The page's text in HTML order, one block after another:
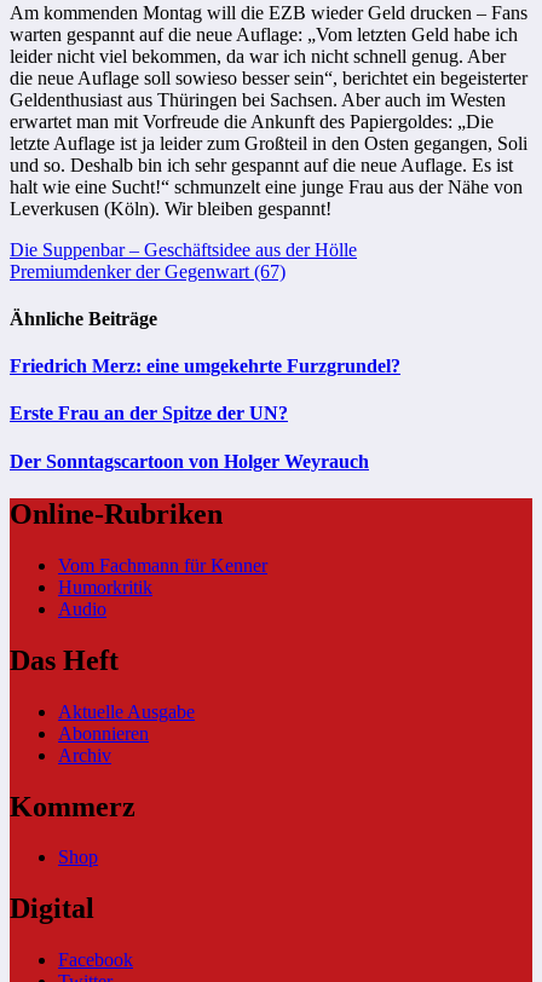
Am kommenden Montag will die EZB wieder Geld drucken – Fans
warten gespannt auf die neue Auflage: „Vom letzten Geld habe ich
leider nicht viel bekommen, da war ich nicht schnell genug. Aber
die neue Auflage soll sowieso besser sein“, berichtet ein begeisterter
Geldenthusiast aus Thüringen bei Sachsen. Aber auch im Westen
erwartet man mit Vorfreude die Ankunft des Papiergoldes: „Die
letzte Auflage ist ja leider zum Großteil in den Osten gegangen, Soli
und so. Deshalb bin ich sehr gespannt auf die neue Auflage. Es ist
halt wie eine Sucht!“ schmunzelt eine junge Frau aus der Nähe von
Leverkusen (Köln). Wir bleiben gespannt!
Beitragsnavigation
Die Suppenbar – Geschäftsidee aus der Hölle
Premiumdenker der Gegenwart (67)
Ähnliche Beiträge
Friedrich Merz: eine umgekehrte Furzgrundel?
Erste Frau an der Spitze der UN?
Der Sonntagscartoon von Holger Weyrauch
Online-Rubriken
Vom Fachmann für Kenner
Humorkritik
Audio
Das Heft
Aktuelle Ausgabe
Abonnieren
Archiv
Kommerz
Shop
Digital
Facebook